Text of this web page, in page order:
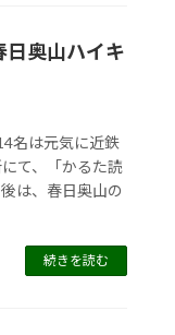
奥山ハイキ
名は元気に近鉄
て、「かるた読
は、春日奥山の
続きを読む